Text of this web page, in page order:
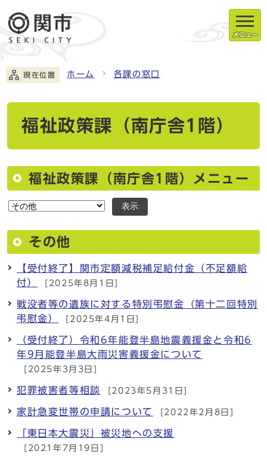
メニュー
現在位置 ホーム 各課の窓口
福祉政策課（南庁舎1階）
福祉政策課（南庁舎1階）メニュー
表示
その他
【受付終了】関市定額減税補足給付金（不足額給
付）
[2025年8月1日]
戦没者等の遺族に対する特別弔慰金（第十二回特別
弔慰金）
[2025年4月1日]
（受付終了）令和6年能登半島地震義援金と令和6
年9月能登半島大雨災害義援金について
[2025年3月3日]
犯罪被害者等相談 [2023年5月31日]
家計急変世帯の申請について [2022年2月8日]
「東日本大震災」被災地への支援
[2021年7月19日]